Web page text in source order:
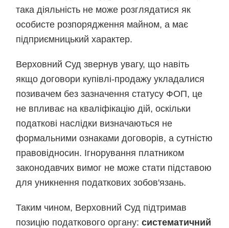
така діяльність не може розглядатися як
особисте розпорядження майном, а має
підприємницький характер.
Верховний Суд звернув увагу, що навіть
якщо договори купівлі-продажу укладалися
позивачем без зазначення статусу ФОП, це
не впливає на кваліфікацію дій, оскільки
податкові наслідки визначаються не
формальними ознаками договорів, а сутністю
правовідносин. Ігнорування платником
законодавчих вимог не може стати підставою
для уникнення податкових зобов'язань.
Таким чином, Верховний Суд підтримав
позицію податкового органу:систематичний